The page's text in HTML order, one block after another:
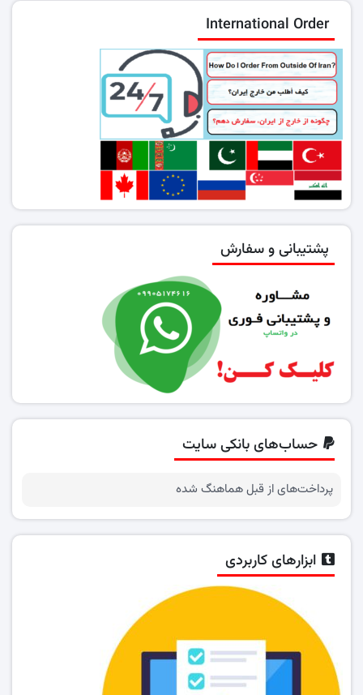
International Order
پشتیبانی و سفارش
حساب‌های بانکی سایت
پرداخت‌های از قبل هماهنگ شده
ابزارهای کاربردی